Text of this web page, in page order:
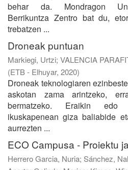
behar da. Mondragon
Berrikuntza Zentro bat du,
trebatzen ...
Droneak puntuan
Markiegi, Urtzi; VALENCIA
(ETB - Elhuyar, 2020)
Droneak teknologiaren
askotan zama arintzeko,
bermatzeko. Eraikin edo
ikuskapenean giza baliabide
aurrezten ...
ECO Campusa - Proiektu
Herrero Garcia, Nuria; Sánchez,